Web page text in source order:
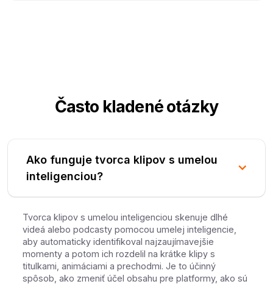
Často kladené otázky
Ako funguje tvorca klipov s umelou
inteligenciou?
Tvorca klipov s umelou inteligenciou skenuje dlhé
videá alebo podcasty pomocou umelej inteligencie,
aby automaticky identifikoval najzaujímavejšie
momenty a potom ich rozdelil na krátke klipy s
titulkami, animáciami a prechodmi. Je to účinný
spôsob, ako zmeniť účel obsahu pre platformy, ako sú